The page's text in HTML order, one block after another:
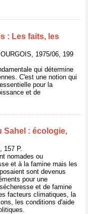
: Les faits, les
1975/06, 199
qui détermine
C'est une notion qui
pour la
et de
Sahel : écologie,
157 P.
nomades ou
et à la famine mais les
sont devenus
pour une
et de famine
facteurs climatiques, la
les conditions d'aide